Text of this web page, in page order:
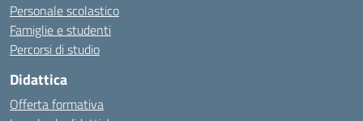
Personale scolastico
Famiglie e studenti
Percorsi di studio
Didattica
Offerta formativa